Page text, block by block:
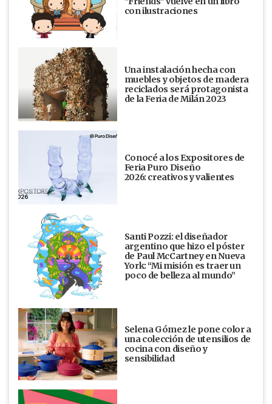
con ilustraciones
Una instalación hecha con
muebles y objetos de madera
reciclados será protagonista
de la Feria de Milán 2023
Conocé a los Expositores de
Feria Puro Diseño
2026: creativos y valientes
Santi Pozzi: el diseñador
argentino que hizo el póster
de Paul McCartney en Nueva
York: “Mi misión es traer un
poco de belleza al mundo”
Selena Gómez le pone color a
una colección de utensilios de
cocina con diseño y
sensibilidad